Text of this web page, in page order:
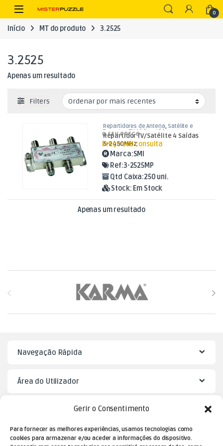
Gerir o Consentimento
Para fornecer as melhores experiências, usamos tecnologias como
cookies para armazenar e/ou aceder a informações do dispositivo.
Skip to navigation
Skip to content
Open 0
Início MT do produto 3.2525
3.2525
Apenas um resultado
Filters
Repartidores de Antena, Satélite e
Terrestre,TV Aúdio e Vídeo
Repartidor TV/Satélite 4 Saídas
5-2450MHz
O SEU PREÇO
Preço sob consulta
Marca:SMI
Ref:3-2525MP
Qtd Caixa:250 uni.
Stock: Em Stock
Apenas um resultado
Navegação Rápida
Área do Utilizador